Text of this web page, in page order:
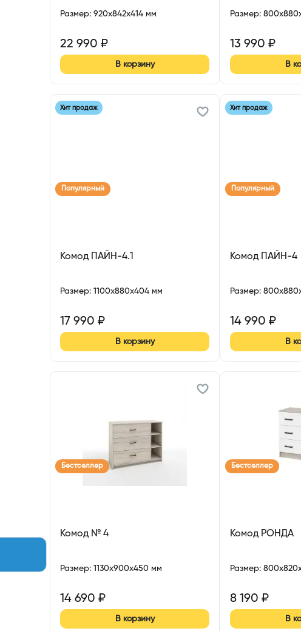
Размер: 920x842x414 мм
22 990 ₽
В корзину
Размер:
13 990 ₽
В
Хит продаж
Популярный
Комод ПАЙН-4.1
Размер: 1100x880x404 мм
17 990 ₽
В корзину
Хит продаж
Популярный
Комод ПАЙН-4
Размер:
14 990 ₽
В
Бестселлер
Комод № 4
Размер: 1130x900x450 мм
14 690 ₽
В корзину
Бестселлер
Комод РОНДА
Размер:
8 190 ₽
В